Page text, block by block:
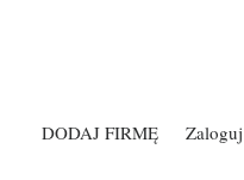
DODAJ FIRMĘ